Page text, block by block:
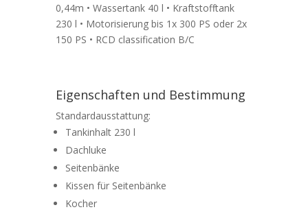
0,44m • Wassertank 40 l • Kraftstofftank
230 l • Motorisierung bis 1x 300 PS oder 2x
150 PS • RCD classification B/C
Eigenschaften und Bestimmung
Standardausstattung:
Tankinhalt 230 l
Dachluke
Seitenbänke
Kissen für Seitenbänke
Kocher